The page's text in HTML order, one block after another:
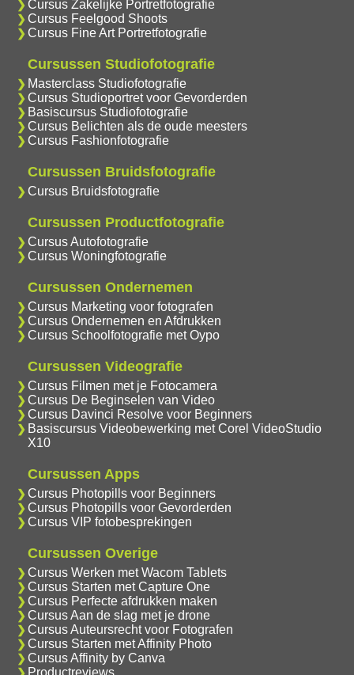
Cursus Zakelijke Portretfotografie
Cursus Feelgood Shoots
Cursus Fine Art Portretfotografie
Cursussen Studiofotografie
Masterclass Studiofotografie
Cursus Studioportret voor Gevorderden
Basiscursus Studiofotografie
Cursus Belichten als de oude meesters
Cursus Fashionfotografie
Cursussen Bruidsfotografie
Cursus Bruidsfotografie
Cursussen Productfotografie
Cursus Autofotografie
Cursus Woningfotografie
Cursussen Ondernemen
Cursus Marketing voor fotografen
Cursus Ondernemen en Afdrukken
Cursus Schoolfotografie met Oypo
Cursussen Videografie
Cursus Filmen met je Fotocamera
Cursus De Beginselen van Video
Cursus Davinci Resolve voor Beginners
Basiscursus Videobewerking met Corel VideoStudio
X10
Cursussen Apps
Cursus Photopills voor Beginners
Cursus Photopills voor Gevorderden
Cursus VIP fotobesprekingen
Cursussen Overige
Cursus Werken met Wacom Tablets
Cursus Starten met Capture One
Cursus Perfecte afdrukken maken
Cursus Aan de slag met je drone
Cursus Auteursrecht voor Fotografen
Cursus Starten met Affinity Photo
Cursus Affinity by Canva
Productreviews